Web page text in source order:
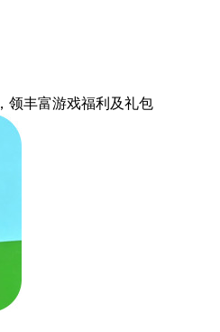
，领丰富游戏福利 及礼包